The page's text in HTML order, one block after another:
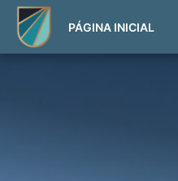
PÁGINA INICIAL